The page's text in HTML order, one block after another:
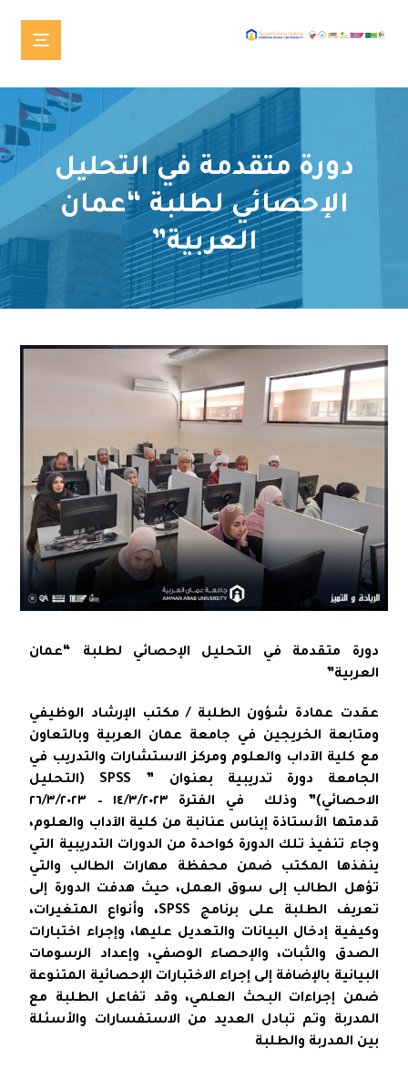
دورة متقدمة في التحليل
الإحصائي لطلبة “عمان
العربية”
دورة متقدمة في التحليل الإحصائي لطلبة “عمان
العربية”
عقدت عمادة شؤون الطلبة / مكتب الإرشاد الوظيفي
ومتابعة الخريجين في جامعة عمان العربية وبالتعاون
مع كلية الآداب والعلوم ومركز الاستشارات والتدريب في
الجامعة دورة تدريبية بعنوان ” SPSS (التحليل
الاحصائي)” وذلك في الفترة ١٤/٣/٢٠٢٣ – ٢٦/٣/٢٠٢٣
قدمتها الأستاذة إيناس عنانبة من كلية الآداب والعلوم،
وجاء تنفيذ تلك الدورة كواحدة من الدورات التدريبية التي
ينفذها المكتب ضمن محفظة مهارات الطالب والتي
تؤهل الطالب إلى سوق العمل، حيث هدفت الدورة إلى
تعريف الطلبة على برنامج SPSS، وأنواع المتغيرات،
وكيفية إدخال البيانات والتعديل عليها، وإجراء اختبارات
الصدق والثبات، والإحصاء الوصفي، وإعداد الرسومات
البيانية بالإضافة إلى إجراء الاختبارات الإحصائية المتنوعة
ضمن إجراءات البحث العلمي، وقد تفاعل الطلبة مع
المدربة وتم تبادل العديد من الاستفسارات والأسئلة
بين المدربة والطلبة